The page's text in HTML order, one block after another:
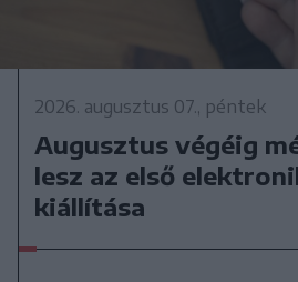
2026. augusztus 07., péntek
Augusztus végéig
lesz az első
kiállítása